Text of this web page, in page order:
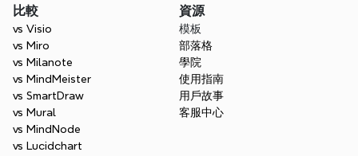
比較
vs Visio
vs Miro
vs Milanote
vs MindMeister
vs SmartDraw
vs Mural
vs MindNode
vs Lucidchart
資源
模板
部落格
學院
使用指南
用戶故事
客服中心